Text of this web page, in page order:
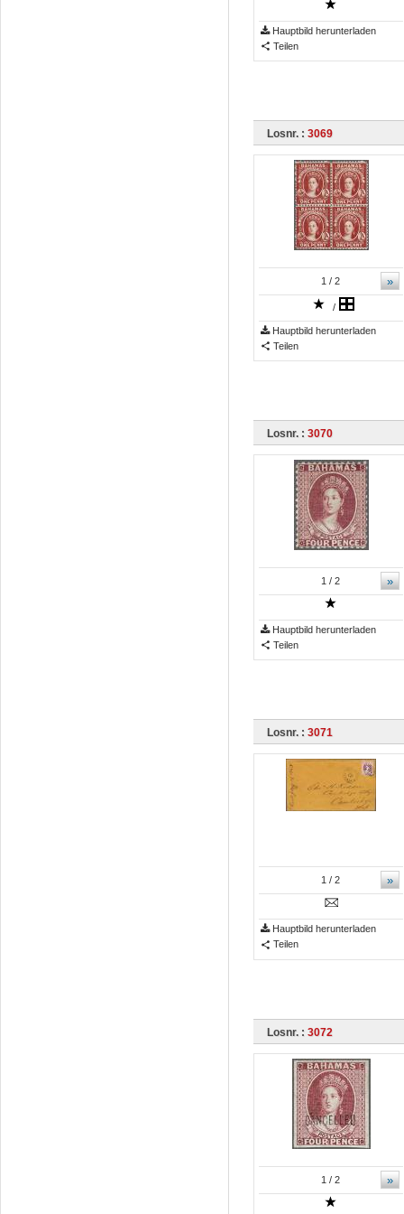
Hauptbild herunterladen
Teilen
Losnr. : 3069
»
1 / 2
/
Hauptbild herunterladen
Teilen
Losnr. : 3070
»
1 / 2
Hauptbild herunterladen
Teilen
Losnr. : 3071
»
1 / 2
Hauptbild herunterladen
Teilen
Losnr. : 3072
»
1 / 2